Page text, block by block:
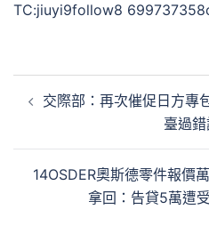
TC:jiuyi9follow8
章 交際部：再次催促日方專
臺過
14OSDER奧斯德零件報價
拿回：告貸5萬遭